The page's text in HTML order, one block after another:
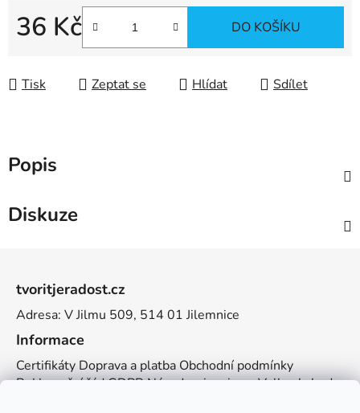
36 Kč
Měrná cena:
DO KOŠÍKU
Tisk Zeptat se Hlídat Sdílet
Popis
Diskuze
tvoritjeradost.cz
Adresa: V Jilmu 509, 514 01 Jilemnice
Informace
Certifikáty Doprava a platba Obchodní podmínky
Reklamační řádGDPRNávody a inspiraceVelkoobchod